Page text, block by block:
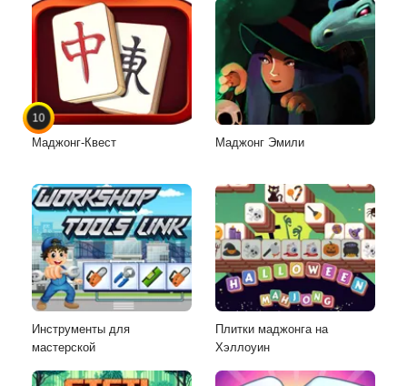
10
Маджонг-Квест Маджонг Эмили
Инструменты для
мастерской
Плитки маджонга на
Хэллоуин